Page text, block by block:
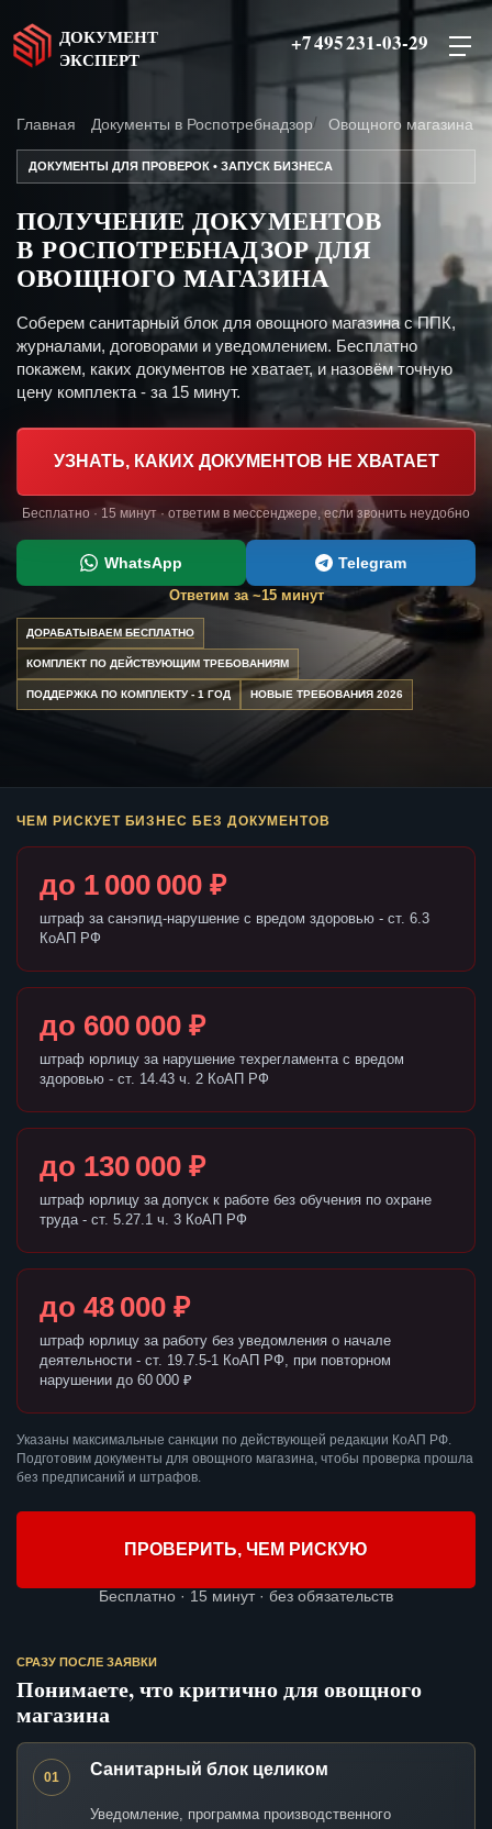
ДОКУМЕНТ
ЭКСПЕРТ
+7 495 231-03-29
Главная Документы в Роспотребнадзор Овощного магазина
ДОКУМЕНТЫ ДЛЯ ПРОВЕРОК • ЗАПУСК БИЗНЕСА
ПОЛУЧЕНИЕ ДОКУМЕНТОВ
В РОСПОТРЕБНАДЗОР ДЛЯ
ОВОЩНОГО МАГАЗИНА
Соберем санитарный блок для овощного магазина с ППК,
журналами, договорами и уведомлением. Бесплатно
покажем, каких документов не хватает, и назовём точную
цену комплекта - за 15 минут.
УЗНАТЬ, КАКИХ ДОКУМЕНТОВ НЕ ХВАТАЕТ
Бесплатно · 15 минут · ответим в мессенджере, если звонить неудобно
WhatsApp Telegram
Ответим за ~15 минут
ДОРАБАТЫВАЕМ БЕСПЛАТНО
КОМПЛЕКТ ПО ДЕЙСТВУЮЩИМ ТРЕБОВАНИЯМ
ПОДДЕРЖКА ПО КОМПЛЕКТУ - 1 ГОД НОВЫЕ ТРЕБОВАНИЯ 2026
ЧЕМ РИСКУЕТ БИЗНЕС БЕЗ ДОКУМЕНТОВ
до 1 000 000 ₽
штраф за санэпид-нарушение с вредом здоровью - ст. 6.3
КоАП РФ
до 600 000 ₽
штраф юрлицу за нарушение техрегламента с вредом
здоровью - ст. 14.43 ч. 2 КоАП РФ
до 130 000 ₽
штраф юрлицу за допуск к работе без обучения по охране
труда - ст. 5.27.1 ч. 3 КоАП РФ
до 48 000 ₽
штраф юрлицу за работу без уведомления о начале
деятельности - ст. 19.7.5-1 КоАП РФ, при повторном
нарушении до 60 000 ₽
Указаны максимальные санкции по действующей редакции КоАП РФ.
Подготовим документы для овощного магазина, чтобы проверка прошла
без предписаний и штрафов.
ПРОВЕРИТЬ, ЧЕМ РИСКУЮ
Бесплатно · 15 минут · без обязательств
СРАЗУ ПОСЛЕ ЗАЯВКИ
Понимаете, что критично для овощного
магазина
01 Санитарный блок целиком
Уведомление, программа производственного